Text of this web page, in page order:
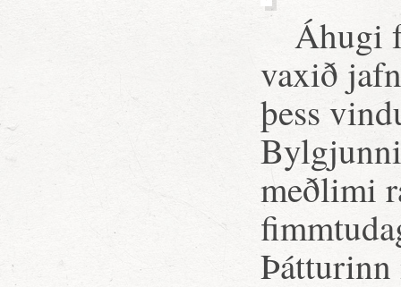
Áhugi
vaxið
þess
meðlimi
Þátturinn